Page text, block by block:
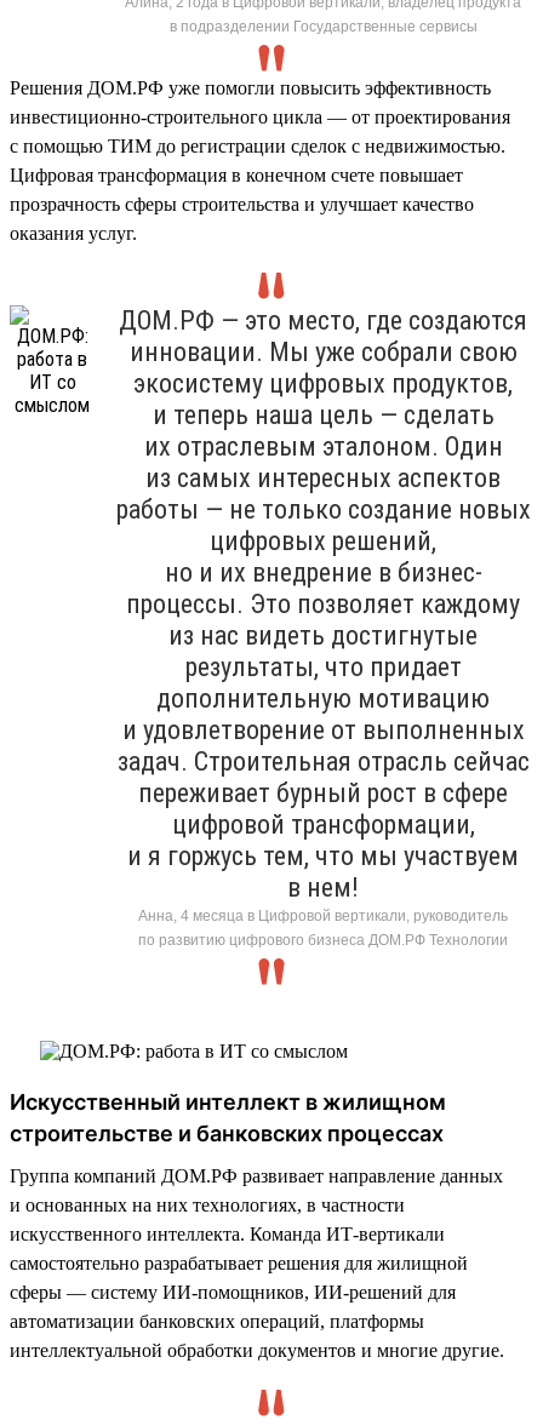
в подразделении Государственные сервисы
Решения ДОМ.РФ уже помогли повысить эффективность
инвестиционно-строительного цикла — от проектирования
с помощью ТИМ до регистрации сделок с недвижимостью.
Цифровая трансформация в конечном счете повышает
прозрачность сферы строительства и улучшает качество
оказания услуг.
ДОМ.РФ — это место, где создаются
инновации. Мы уже собрали свою
экосистему цифровых продуктов,
и теперь наша цель — сделать
их отраслевым эталоном. Один
из самых интересных аспектов
работы — не только создание новых
цифровых решений,
но и их внедрение в бизнес-
процессы. Это позволяет каждому
из нас видеть достигнутые
результаты, что придает
дополнительную мотивацию
и удовлетворение от выполненных
задач. Строительная отрасль сейчас
переживает бурный рост в сфере
цифровой трансформации,
и я горжусь тем, что мы участвуем
в нем!
Анна, 4 месяца в Цифровой вертикали, руководитель
по развитию цифрового бизнеса ДОМ.РФ Технологии
Искусственный интеллект в жилищном
строительстве и банковских процессах
Группа компаний ДОМ.РФ развивает направление данных
и основанных на них технологиях, в частности
искусственного интеллекта. Команда ИТ-вертикали
самостоятельно разрабатывает решения для жилищной
сферы — систему ИИ-помощников, ИИ-решений для
автоматизации банковских операций, платформы
интеллектуальной обработки документов и многие другие.